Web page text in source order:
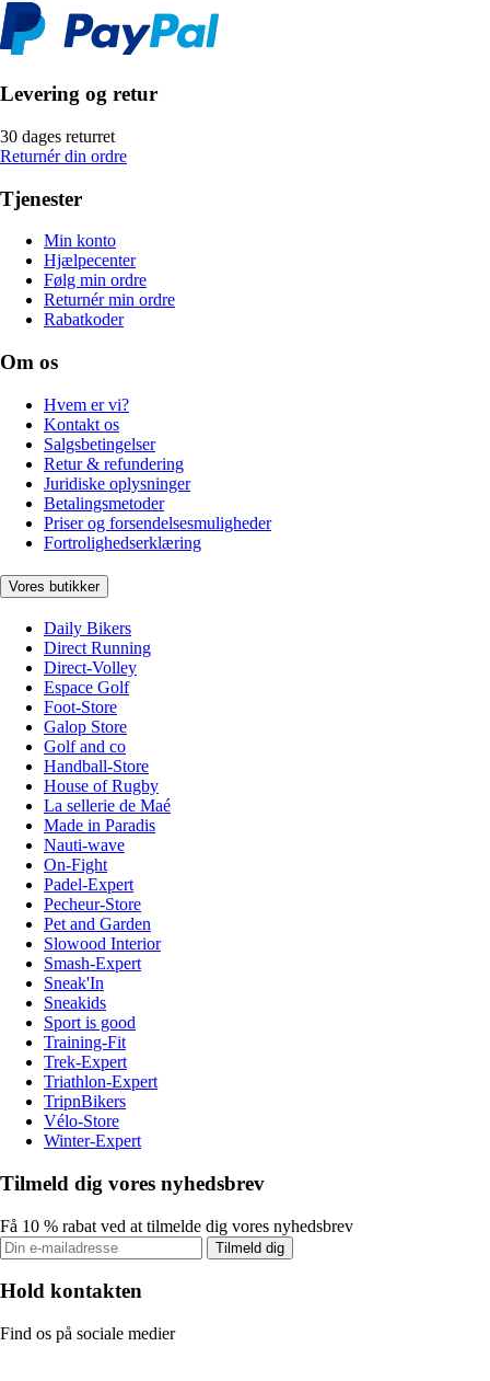
Levering og retur
30 dages returret
Returnér din ordre
Tjenester
Min konto
Hjælpecenter
Følg min ordre
Returnér min ordre
Rabatkoder
Om os
Hvem er vi?
Kontakt os
Salgsbetingelser
Retur & refundering
Juridiske oplysninger
Betalingsmetoder
Priser og forsendelsesmuligheder
Fortrolighedserklæring
Vores butikker
Daily Bikers
Direct Running
Direct-Volley
Espace Golf
Foot-Store
Galop Store
Golf and co
Handball-Store
House of Rugby
La sellerie de Maé
Made in Paradis
Nauti-wave
On-Fight
Padel-Expert
Pecheur-Store
Pet and Garden
Slowood Interior
Smash-Expert
Sneak'In
Sneakids
Sport is good
Training-Fit
Trek-Expert
Triathlon-Expert
TripnBikers
Vélo-Store
Winter-Expert
Tilmeld dig vores nyhedsbrev
Få 10 % rabat ved at tilmelde dig vores nyhedsbrev
Tilmeld dig
Hold kontakten
Find os på sociale medier